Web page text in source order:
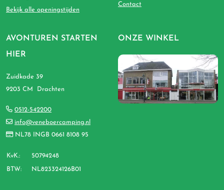
AVONTUREN STARTEN
HIER
Zuidkade 39
9203 CM Drachten
0512-542200
info@veneboercamping.nl
NL78 INGB 0661 8108 95
KvK.: 50794248
BTW: NL823324126B01
Bekijk alle openingstijden
Contact
ONZE WINKEL